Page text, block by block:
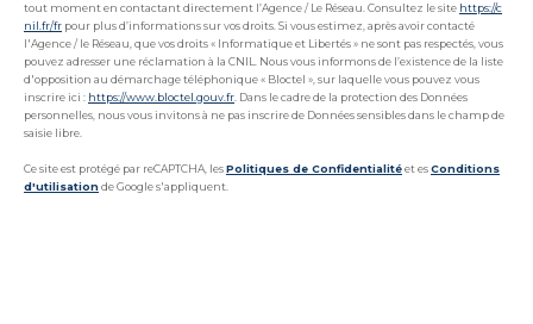
tout moment en contactant directement l’Agence / Le Réseau. Consultez le site https://c
nil.fr/fr pour plus d’informations sur vos droits. Si vous estimez, après avoir contacté
l'Agence / le Réseau, que vos droits « Informatique et Libertés » ne sont pas respectés, vous
pouvez adresser une réclamation à la CNIL. Nous vous informons de l’existence de la liste
d'opposition au démarchage téléphonique « Bloctel », sur laquelle vous pouvez vous
inscrire ici : https://www.bloctel.gouv.fr. Dans le cadre de la protection des Données
personnelles, nous vous invitons à ne pas inscrire de Données sensibles dans le champ de
saisie libre.
Ce site est protégé par reCAPTCHA, lesPolitiques de Confidentialitéet esConditions
d'utilisationde Google s'appliquent.